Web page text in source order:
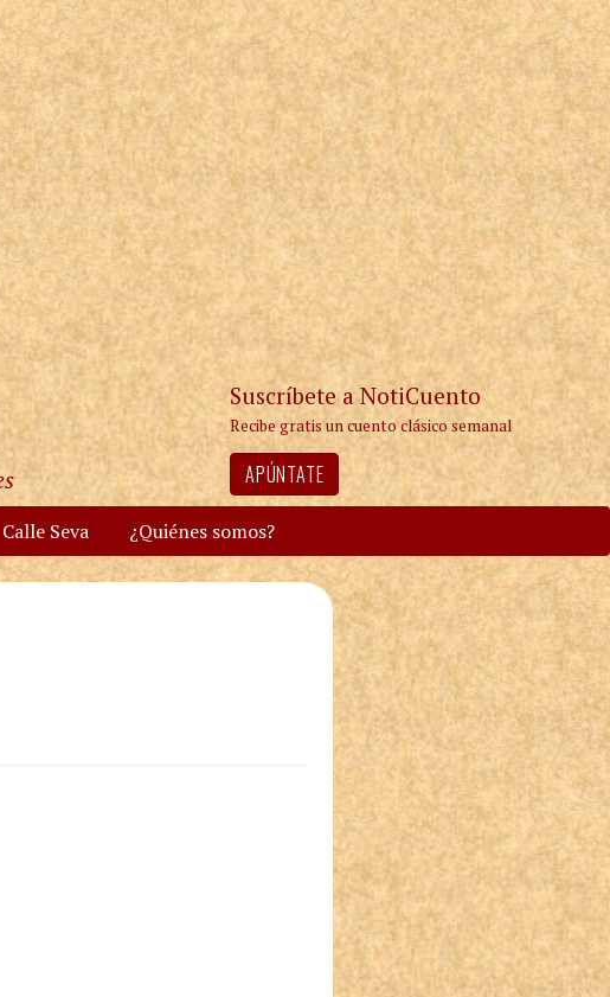
Suscríbete a NotiCuento
Recibe gratis un cuento clásico semanal
APÚNTATE
Calle Seva ¿Quiénes somos?